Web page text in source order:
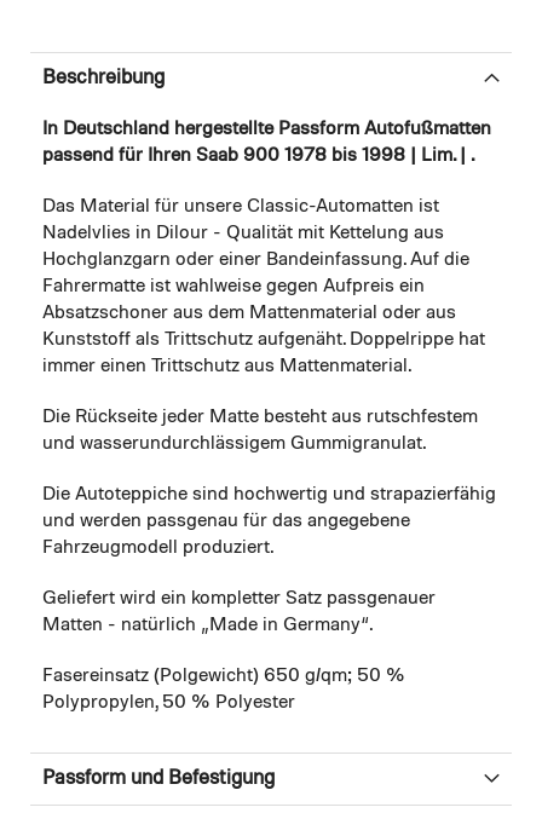
Beschreibung
In Deutschland hergestellte Passform Autofußmatten
passend für Ihren Saab 900 1978 bis 1998 | Lim. | .
Das Material für unsere Classic-Automatten ist
Nadelvlies in Dilour - Qualität mit Kettelung aus
Hochglanzgarn oder einer Bandeinfassung. Auf die
Fahrermatte ist wahlweise gegen Aufpreis ein
Absatzschoner aus dem Mattenmaterial oder aus
Kunststoff als Trittschutz aufgenäht. Doppelrippe hat
immer einen Trittschutz aus Mattenmaterial.
Die Rückseite jeder Matte besteht aus rutschfestem
und wasserundurchlässigem Gummigranulat.
Die Autoteppiche sind hochwertig und strapazierfähig
und werden passgenau für das angegebene
Fahrzeugmodell produziert.
Geliefert wird ein kompletter Satz passgenauer
Matten - natürlich „Made in Germany“.
Fasereinsatz (Polgewicht) 650 g/qm; 50 %
Polypropylen, 50 % Polyester
Passform und Befestigung